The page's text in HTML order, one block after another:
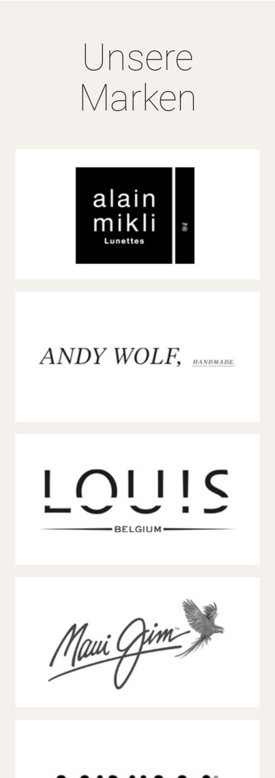
Unsere
Marken